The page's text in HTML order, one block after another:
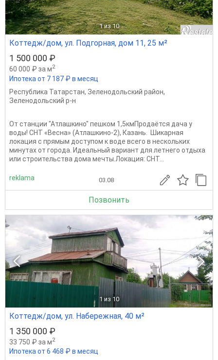
1 из 10
Коттедж/дом, ул. Подгорная, дом 11, 25 м²
1 500 000 ₽
60 000 ₽ за м2
Ипотека от 7 187 ₽ в месяц
Республика Татарстан, Зеленодольский район,
Зеленодольский р-н
От станции "Атлашкино" пешком 1,5кмПродаётся дача у
воды! СНТ «Весна» (Атлашкино-2), Казань. Шикарная
локация с прямым доступом к воде всего в нескольких
минутах от города. Идеальный вариант для летнего отдыха
или строительства дома мечты.​​Локация: СНТ...
reklama 03.08
Позвонить
1 из 10
Коттедж/дом, ул. Набережная, 40 м²
1 350 000 ₽
33 750 ₽ за м2
Ипотека от 6 468 ₽ в месяц